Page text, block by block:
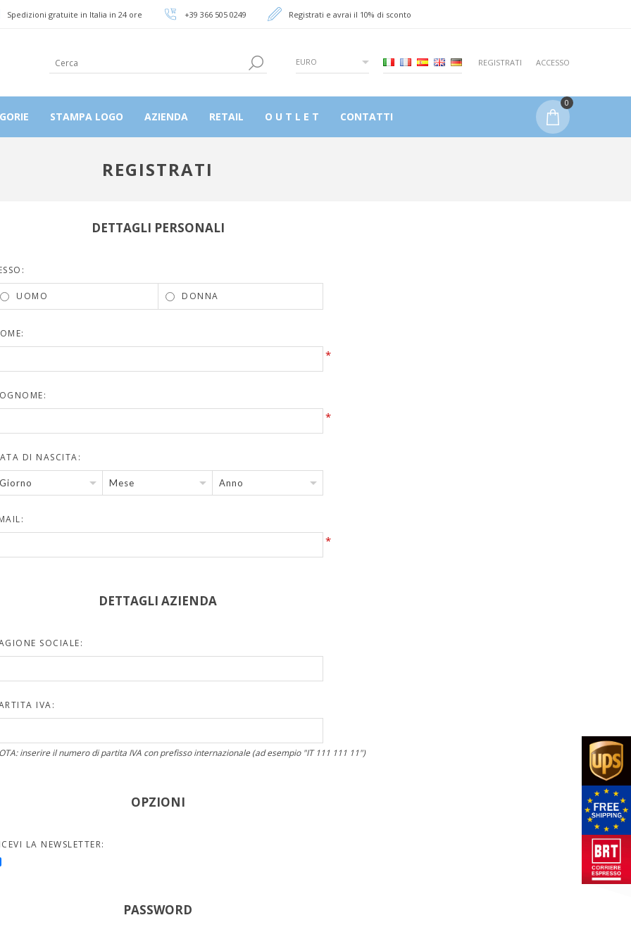
Spedizioni gratuite in Italia in 24 ore +39 366 505 0249 Registrati e avrai il 10% di sconto
EURO REGISTRATI ACCESSO
STAMPA LOGO AZIENDA RETAIL O U T L E T CONTATTI
0
REGISTRATI
DETTAGLI PERSONALI
UOMO DONNA
*
*
DI NASCITA:
Giorno Mese Anno
*
DETTAGLI AZIENDA
SOCIALE:
IVA:
inserire il numero di partita IVA con prefisso internazionale (ad esempio "IT 111 111 11")
OPZIONI
LA NEWSLETTER:
PASSWORD